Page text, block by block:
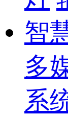
智
多
系